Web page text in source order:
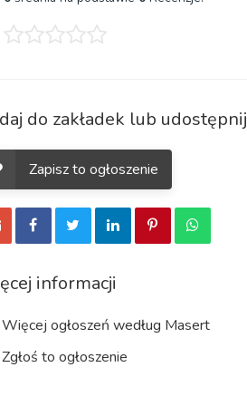
do zakładek lub udostępnij
Zapisz to ogłoszenie
informacji
Więcej ogłoszeń według Masert
Zgłoś to ogłoszenie